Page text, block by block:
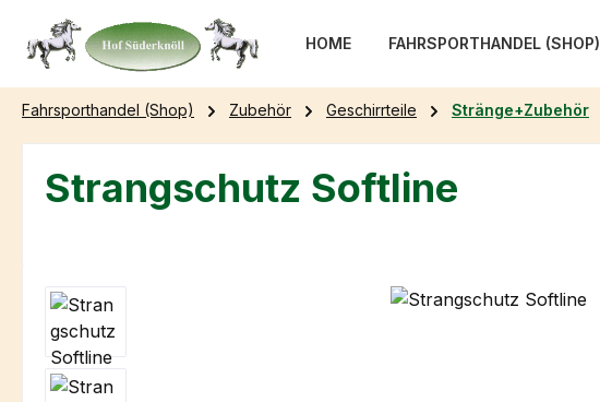
Hauptinhalt springen
Zur Suche springen
Zur Hauptnavigation springen
HOME FAHRSPORTHANDEL (SHOP)
Fahrsporthandel (Shop) Zubehör Geschirrteile Stränge+Zubehör
Strangschutz Softline
Bildergalerie überspringen